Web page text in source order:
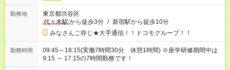
勤務地
東京都渋谷区
代々木駅から徒歩3分 / 新宿駅から徒歩10分
みなさんご存じ★大手通信！！ドコモグループ！！
勤務時間
09:45～18:15(実働7時間30分 休憩1時間) ※座学研修期間中は
9:15 ～ 17:15の7時間勤務です！